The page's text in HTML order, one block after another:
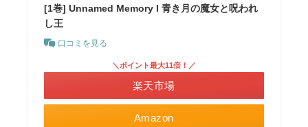
[1巻] Unnamed Memory I 青き月の魔女と呪われ
し王
口コミを見る
Amazon
＼ポイント最大11倍！／
楽天市場